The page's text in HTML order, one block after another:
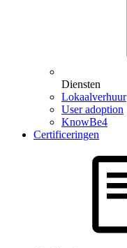
Diensten
Lokaalverhuur
User adoption
KnowBe4
Certificeringen